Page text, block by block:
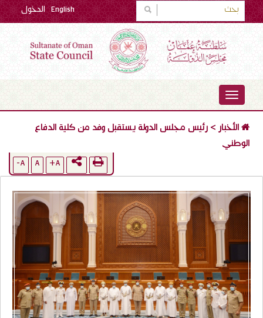
الدخول English
TOGGLE
NAVIGATION
الأخبار>رئيس مجلس الدولة يستقبل وفد من كلية الدفاع
الوطني
A+
A
A-